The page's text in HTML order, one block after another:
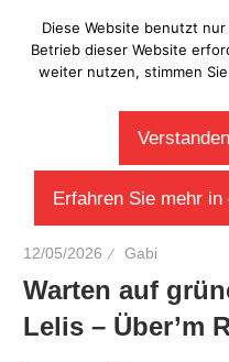
Inhalt
springen
12/05/2026 Gabi
Warten auf
Lelis – Über’m
Diese Website benutzt
Betrieb dieser Website
weiter nutzen, stimmen
Erfahren Sie mehr